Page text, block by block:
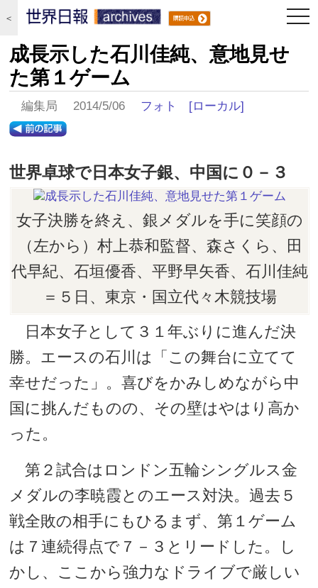
＜
成長示した石川佳純、意地見せ
た第１ゲーム
編集局 2014/5/06 フォト [ローカル]
世界卓球で日本女子銀、中国に０－３
女子決勝を終え、銀メダルを手に笑顔の
（左から）村上恭和監督、森さくら、田
代早紀、石垣優香、平野早矢香、石川佳純
＝５日、東京・国立代々木競技場
日本女子として３１年ぶりに進んだ決
勝。エースの石川は「この舞台に立てて
幸せだった」。喜びをかみしめながら中
国に挑んだものの、その壁はやはり高か
った。
第２試合はロンドン五輪シングルス金
メダルの李暁霞とのエース対決。過去５
戦全敗の相手にもひるまず、第１ゲーム
は７連続得点で７－３とリードした。し
かし、ここから強力なドライブで厳しい